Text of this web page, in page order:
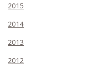
2015
2014
2013
2012